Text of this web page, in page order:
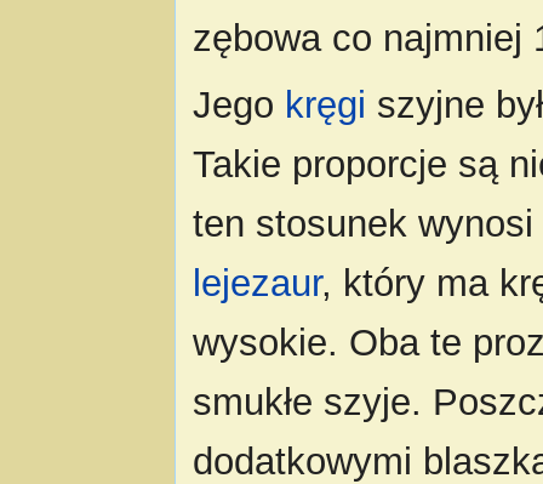
zębowa co najmniej
Jego kręgi szyjne
Takie proporcje są
ten stosunek
lejezaur, który ma
wysokie. Oba te
smukłe szyje.
dodatkowymi